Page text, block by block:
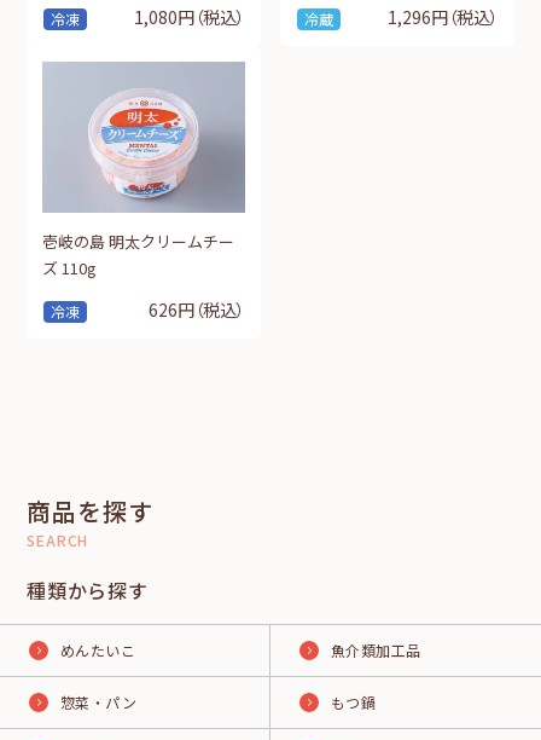
冷凍 1,080円（税込） 冷蔵 1,296円（税込）
冷凍
壱岐の島 明太クリームチー
ズ 110g
626円（税込）
商品を探す
SEARCH
種類から探す
めんたいこ 魚介類加工品
惣菜・パン もつ鍋